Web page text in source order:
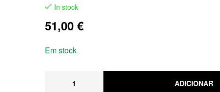
In stock
51,00 €
Em stock
ADICIONAR